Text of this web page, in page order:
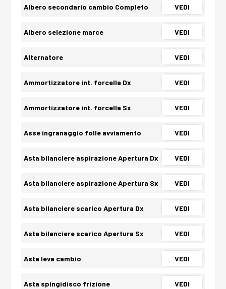
Albero secondario cambio Completo VEDI
Albero selezione marce VEDI
Alternatore VEDI
Ammortizzatore int. forcella Dx VEDI
Ammortizzatore int. forcella Sx VEDI
Asse ingranaggio folle avviamento VEDI
Asta bilanciere aspirazione Apertura Dx VEDI
Asta bilanciere aspirazione Apertura Sx VEDI
Asta bilanciere scarico Apertura Dx VEDI
Asta bilanciere scarico Apertura Sx VEDI
Asta leva cambio VEDI
Asta spingidisco frizione VEDI